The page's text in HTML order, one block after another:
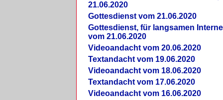
21.06.2020
Gottesdienst vom 21.06.2020
Gottesdienst, für langsamen
vom 21.06.2020
Videoandacht vom 20.06.2020
Textandacht vom 19.06.2020
Videoandacht vom 18.06.2020
Textandacht vom 17.06.2020
Videoandacht vom 16.06.2020